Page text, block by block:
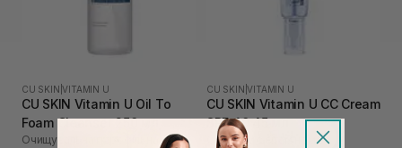
CU SKIN |VITAMIN U
CU SKIN Vitamin U Oil To
Foam Cleanser 250 мл
Очищувальна гідрофільна олія-
CU SKIN |VITAMIN U
CU SKIN Vitamin U CC Cream
SPF 40 45 мл
СС-крем с вітаміном U